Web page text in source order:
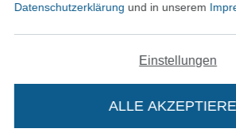
Alle Preise inkl. der
Die durchgestrichenen Preise
bisherigen Preis bei Stoffe
Deutsch
In den In
Datenschutzerklärung und in unserem
Einstellungen
ALLE